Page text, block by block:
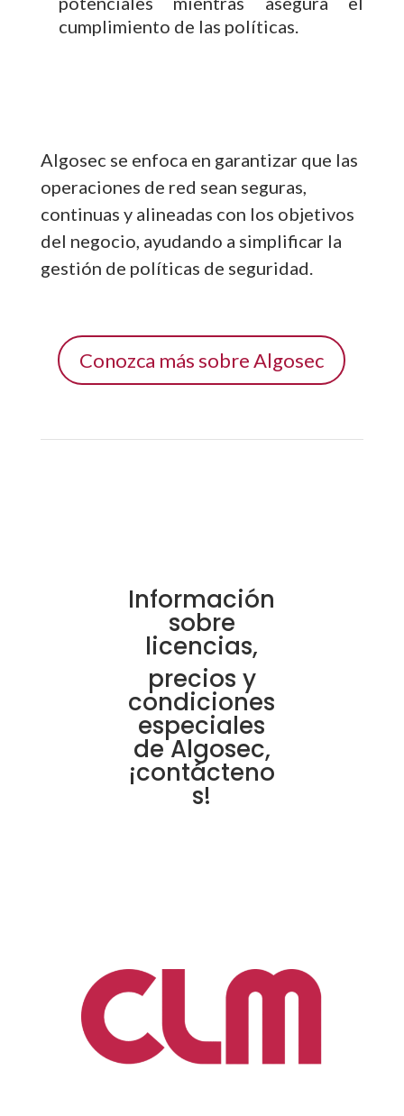
cumplimiento de las políticas.
Algosec se enfoca en garantizar que las
operaciones de red sean seguras,
continuas y alineadas con los objetivos
del negocio, ayudando a simplificar la
gestión de políticas de seguridad.
Conozca más sobre Algosec
Información
sobre
licencias,
precios y
condiciones
especiales
de Algosec,
¡contácteno
s!